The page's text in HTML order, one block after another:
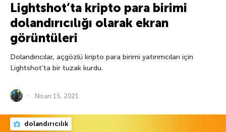
Lightshot’ta kripto para birimi
dolandırıcılığı olarak ekran
görüntüleri
Dolandırıcılar, açgözlü kripto para birimi yatırımcıları için
Lightshot’ta bir tuzak kurdu.
Nisan 15, 2021
dolandırıcılık